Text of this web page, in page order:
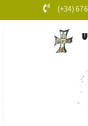
(+34)